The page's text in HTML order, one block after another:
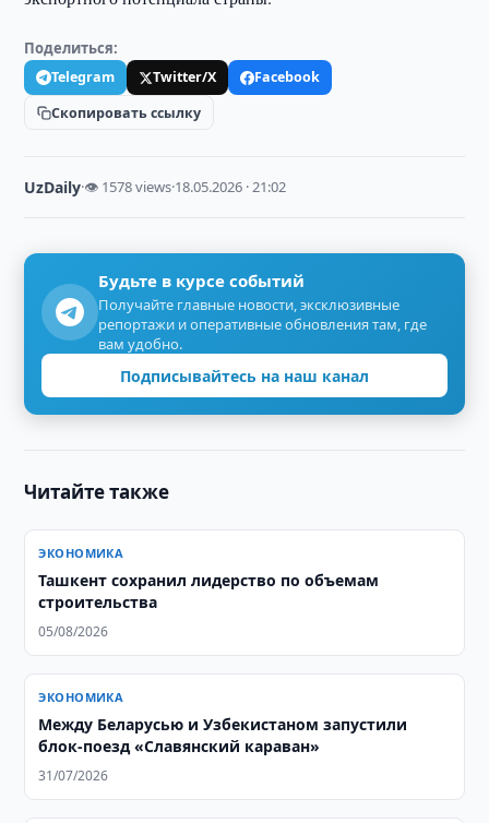
Поделиться:
Telegram Twitter/X
Facebook
Скопировать ссылку
UzDaily·👁 1578 views·18.05.2026 · 21:02
Будьте в курсе событий
Получайте главные новости, эксклюзивные
репортажи и оперативные обновления там, где
вам удобно.
Подписывайтесь на наш канал
Читайте также
ЭКОНОМИКА
Ташкент сохранил лидерство по объемам
строительства
05/08/2026
ЭКОНОМИКА
Между Беларусью и Узбекистаном запустили
блок-поезд «Славянский караван»
31/07/2026